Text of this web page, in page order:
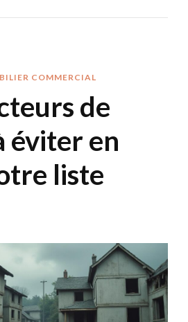
COMMERCIAL
de
éviter en
liste